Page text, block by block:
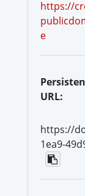
https://
e
URL:
https://
1ea9-